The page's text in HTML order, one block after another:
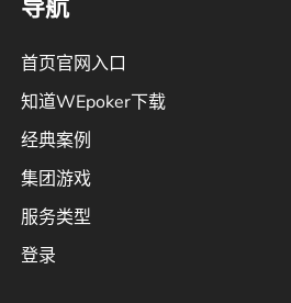
导航
首页官网入口
知道WEpoker下载
经典案例
集团游戏
服务类型
登录